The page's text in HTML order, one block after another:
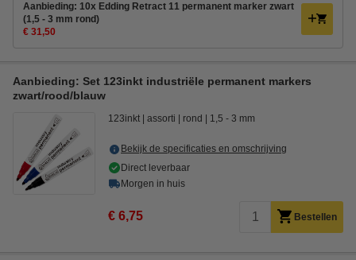
Aanbieding: 10x Edding Retract 11 permanent marker zwart
(1,5 - 3 mm rond)
€ 31,50
Aanbieding: Set 123inkt industriële permanent markers
zwart/rood/blauw
123inkt assorti rond 1,5 - 3 mm
Bekijk de specificaties en omschrijving
Direct leverbaar
Morgen in huis
€ 6,75 Bestellen